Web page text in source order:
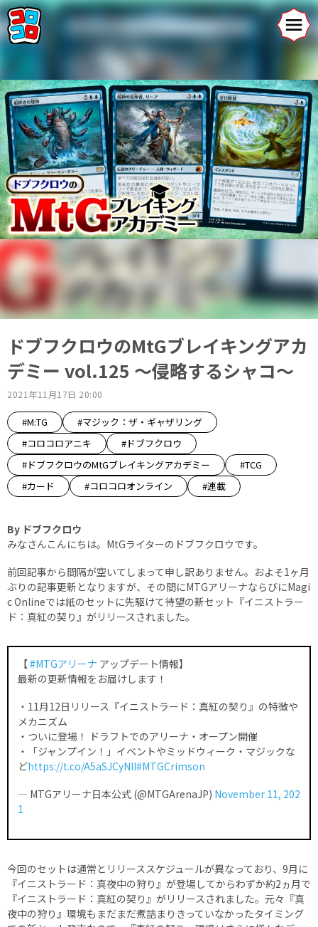
ドブフクロウのMtGブレイキングアカ
デミー vol.125 ～侵略するシャコ～
2021年11月17日 20:00
#M:TG
#マジック：ザ・ギャザリング
#コロコロアニキ
#ドブフクロウ
#ドブフクロウのMtGブレイキングアカデミー
#TCG
#カード
#コロコロオンライン #連載
By ドブフクロウ
みなさんこんにちは。MtGライターのドブフクロウです。
前回記事から間隔が空いてしまって申し訳ありません。およそ1ヶ月
ぶりの記事更新となりますが、その間にMTGアリーナならびにMagi
c Onlineでは紙のセットに先駆けて待望の新セット『イニストラー
ド：真紅の契り』がリリースされました。
【#MTGアリーナ アップデート情報】
最新の更新情報をお届けします！
・11月12日リリース『イニストラード：真紅の契り』の特徴や
メカニズム
・ついに登場！ ドラフトでのアリーナ・オープン開催
・「ジャンプイン！」イベントやミッドウィーク・マジックな
どhttps://t.co/A5aSJCyNll#MTGCrimson
— MTGアリーナ日本公式 (@MTGArenaJP) November 11, 202
1
今回のセットは通常とリリーススケジュールが異なっており、9月に
『イニストラード：真夜中の狩り』が登場してからわずか約2ヵ月で
『イニストラード：真紅の契り』がリリースされました。元々『真
夜中の狩り』環境もまだまだ煮詰まりきっていなかったタイミング